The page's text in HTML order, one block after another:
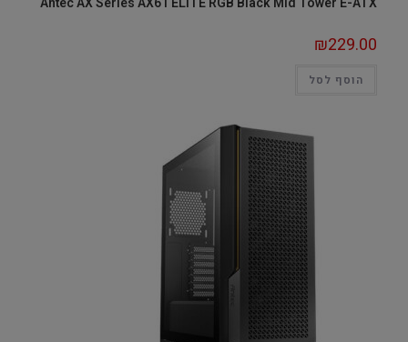
₪229.00
הוסף לסל